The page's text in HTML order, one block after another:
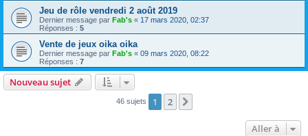
Jeu de rôle vendredi 2 août 2019
Dernier message par Fab's « 17 mars 2020, 02:37
Réponses : 5
Vente de jeux oika oika
Dernier message par Fab's « 09 mars 2020, 08:22
Réponses : 7
Nouveau sujet
46 sujets 1 2
Aller à